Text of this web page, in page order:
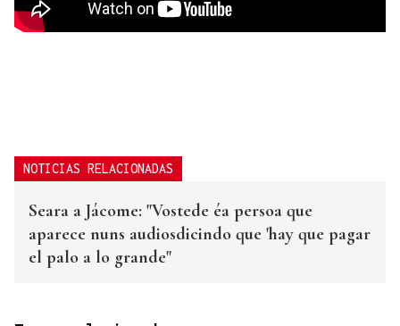
NOTICIAS RELACIONADAS
Seara a Jácome: "Vostede éa persoa que
aparece nuns audiosdicindo que 'hay que pagar
el palo a lo grande"